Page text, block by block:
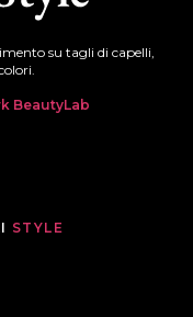
su tagli di capelli,
BeautyLab
STYLE